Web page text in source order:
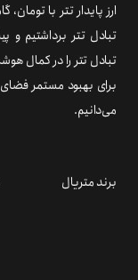
ارز پایدار تتر با
تبادل تتر برداشتیم و
تبادل تتر را در کمال
برای بهبود مستمر
می‌دانیم.
برند متریال